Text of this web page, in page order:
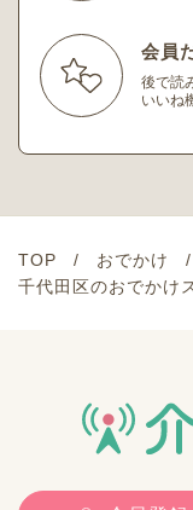
会員
後で読
いいね
TOP おでかけ
千代田区のおでかけ